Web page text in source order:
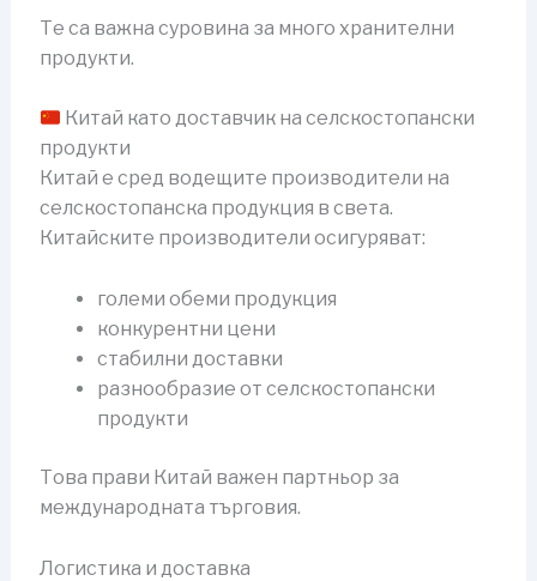
Те са важна суровина за много хранителни
продукти.
Китай като доставчик на селскостопански
продукти
Китай е сред водещите производители на
селскостопанска продукция в света.
Китайските производители осигуряват:
големи обеми продукция
конкурентни цени
стабилни доставки
разнообразие от селскостопански
продукти
Това прави Китай важен партньор за
международната търговия.
Логистика и доставка